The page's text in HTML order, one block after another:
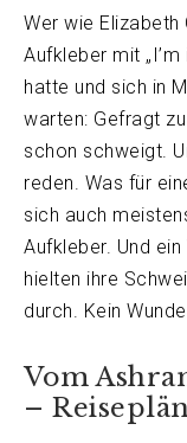
Wer wie Elizabeth
Aufkleber mit
hatte und sich in
warten: Gefragt
schon schweigt.
reden. Was für
sich auch
Aufkleber. Und
hielten ihre
durch. Kein
Vom
–